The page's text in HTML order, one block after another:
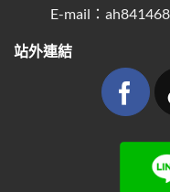
E-mail：
站外連結